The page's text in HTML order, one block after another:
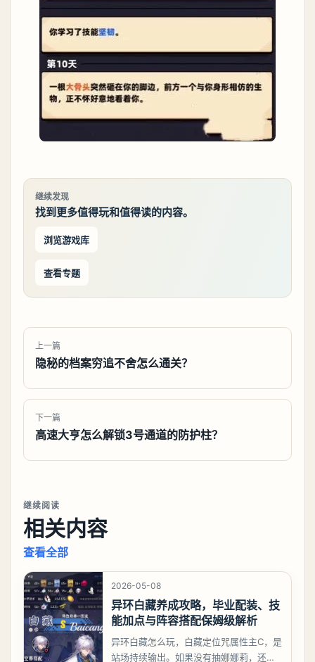
继续发现
找到更多值得玩和值得读的内容。
浏览游戏库
查看专题
上一篇
隐秘的档案穷追不舍怎么通关？
下一篇
高速大亨怎么解锁3号通道的防护柱？
继续阅读
相关内容
查看全部
2026-05-08
异环白藏养成攻略，毕业配装、技
能加点与阵容搭配保姆级解析
异环白藏怎么玩，白藏定位咒属性主C，是
站场持续输出。如果没有抽娜娜莉，还没